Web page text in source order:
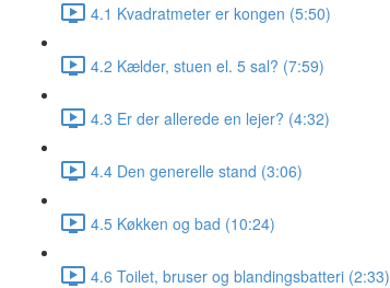
4.1 Kvadratmeter er kongen (5:50)
4.2 Kælder, stuen el. 5 sal? (7:59)
4.3 Er der allerede en lejer? (4:32)
4.4 Den generelle stand (3:06)
4.5 Køkken og bad (10:24)
4.6 Toilet, bruser og blandingsbatteri (2:33)